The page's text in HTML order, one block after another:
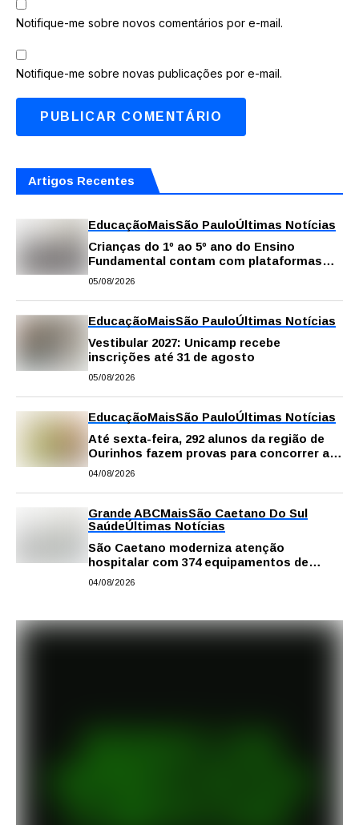
Notifique-me sobre novos comentários por e-mail.
Notifique-me sobre novas publicações por e-mail.
Artigos Recentes
EducaçãoMaisSão PauloÚltimas Notícias
Crianças do 1º ao 5º ano do Ensino
Fundamental contam com plataformas
digitais para apoiar estudos na escola e
05/08/2026
EducaçãoMaisSão PauloÚltimas Notícias
Vestibular 2027: Unicamp recebe
inscrições até 31 de agosto
05/08/2026
EducaçãoMaisSão PauloÚltimas Notícias
Até sexta-feira, 292 alunos da região de
Ourinhos fazem provas para concorrer a
intercâmbio internacional
04/08/2026
Grande ABCMaisSão Caetano Do Sul
SaúdeÚltimas Notícias
São Caetano moderniza atenção
hospitalar com 374 equipamentos de
última geração
04/08/2026